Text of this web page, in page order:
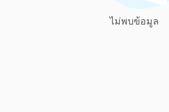
ไม่พบข้อมูล